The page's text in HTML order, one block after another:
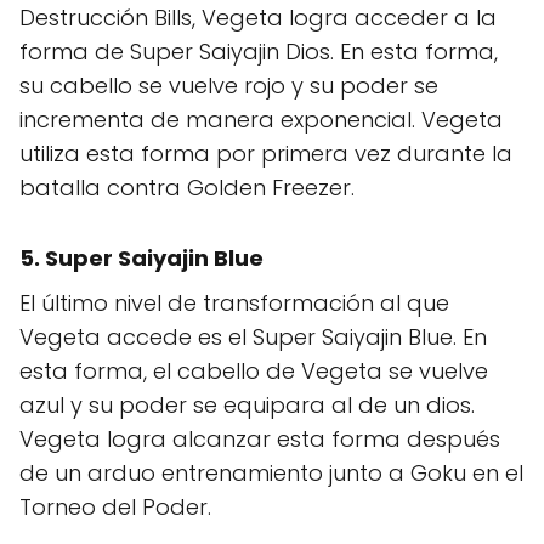
Destrucción Bills, Vegeta logra acceder a la
forma de Super Saiyajin Dios. En esta forma,
su cabello se vuelve rojo y su poder se
incrementa de manera exponencial. Vegeta
utiliza esta forma por primera vez durante la
batalla contra Golden Freezer.
5. Super Saiyajin Blue
El último nivel de transformación al que
Vegeta accede es el Super Saiyajin Blue. En
esta forma, el cabello de Vegeta se vuelve
azul y su poder se equipara al de un dios.
Vegeta logra alcanzar esta forma después
de un arduo entrenamiento junto a Goku en el
Torneo del Poder.